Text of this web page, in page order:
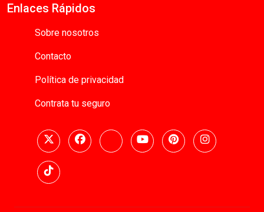
Enlaces Rápidos
Sobre nosotros
Contacto
Política de privacidad
Contrata tu seguro